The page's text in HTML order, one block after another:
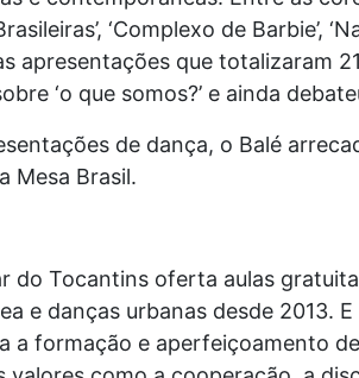
‘Complexo de Barbie’,
apresentações que totalizaram
‘o que somos?’ e ainda
de dança, o Balé
Mesa Brasil.
do Tocantins oferta aulas
e danças urbanas desde 2013.
a formação e aperfeiçoamento